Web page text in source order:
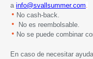
a info@svallsummer.com
No cash-back.
No es reembolsable.
No se puede combinar
En caso de necesitar